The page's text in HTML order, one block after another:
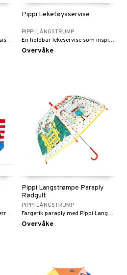
En t-skjorte i bomull med klassisk Pippi-motiv.
Pippi Leketøysservise
PIPPI LÅNGSTRUMP
En holdbar lekeservise som inspirerer til fantasifull rollelek!
Overvåke
Herlige sokker med Pippi og Herr Nilsson.
Pippi Langstrømpe Paraply
Rødgult
PIPPI LÅNGSTRUMP
Fargerik paraply med Pippi Langstrømpe som lyser opp en kjedelig regnværsdag!
Overvåke